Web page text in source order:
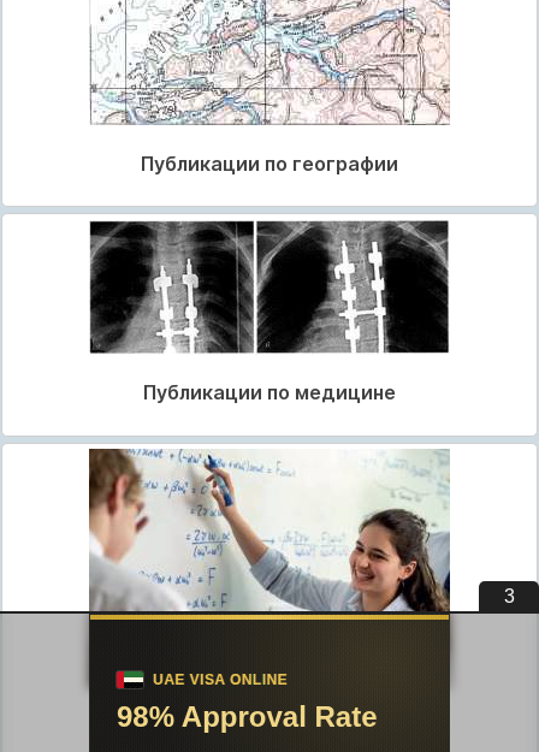
Публикации по географии
Публикации по медицине
Публикации по педагогике
3